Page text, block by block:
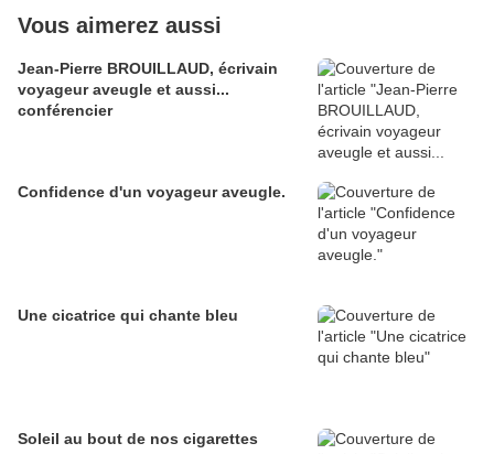
Vous aimerez aussi
Jean-Pierre BROUILLAUD, écrivain
voyageur aveugle et aussi...
conférencier
Confidence d'un voyageur aveugle.
Une cicatrice qui chante bleu
Soleil au bout de nos cigarettes